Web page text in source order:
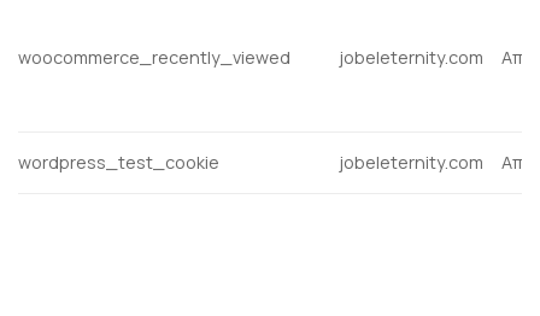
woocommerce_recently_viewed jobeleternity.com
wordpress_test_cookie jobeleternity.com